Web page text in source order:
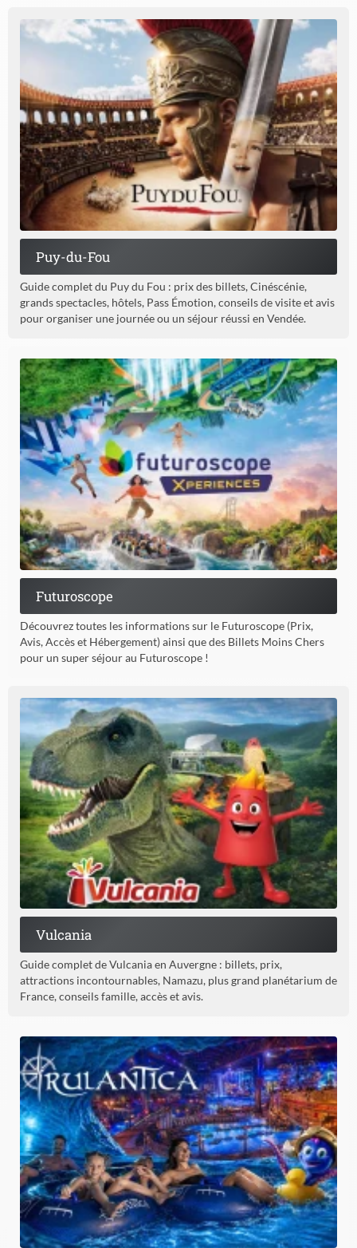
Puy-du-Fou
Guide complet du Puy du Fou : prix des billets, Cinéscénie,
grands spectacles, hôtels, Pass Émotion, conseils de visite et avis
pour organiser une journée ou un séjour réussi en Vendée.
Futuroscope
Découvrez toutes les informations sur le Futuroscope (Prix,
Avis, Accès et Hébergement) ainsi que des Billets Moins Chers
pour un super séjour au Futuroscope !
Vulcania
Guide complet de Vulcania en Auvergne : billets, prix,
attractions incontournables, Namazu, plus grand planétarium de
France, conseils famille, accès et avis.